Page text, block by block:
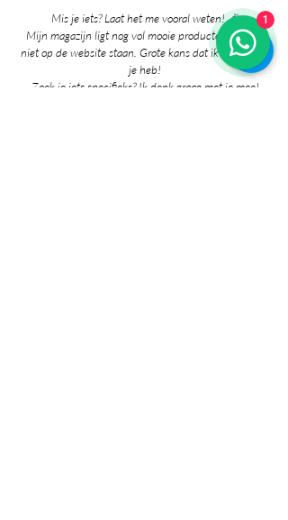
Mis je iets? Laat het me vooral weten! 🎉
Mijn magazijn ligt nog vol mooie producten die nog
niet op de website staan. Grote kans dat ik het al voor
je heb!
Zoek je iets specifieks? Ik denk graag met je mee!
1